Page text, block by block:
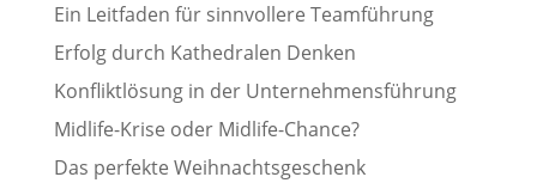
Ein Leitfaden für sinnvollere Teamführung
Erfolg durch Kathedralen Denken
Konfliktlösung in der Unternehmensführung
Midlife-Krise oder Midlife-Chance?
Das perfekte Weihnachtsgeschenk